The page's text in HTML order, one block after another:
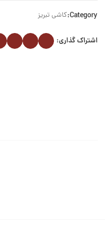
Category: کاشی تبریز
اشتراک گذاری: